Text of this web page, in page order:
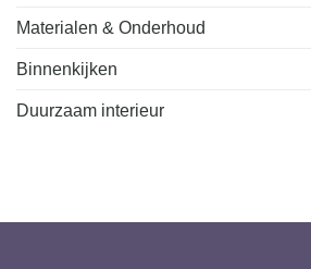
Materialen & Onderhoud
Binnenkijken
Duurzaam interieur